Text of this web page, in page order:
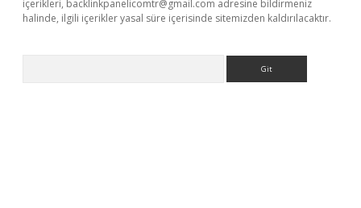
içerikleri, backlinkpanelicomtr@gmail.com adresine bildirmeniz
halinde, ilgili içerikler yasal süre içerisinde sitemizden kaldırılacaktır.